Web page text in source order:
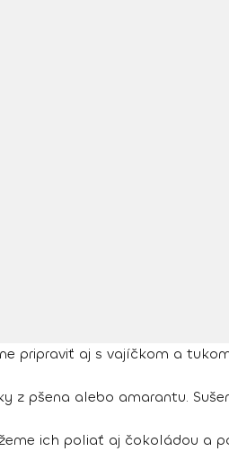
pripraviť aj s vajíčkom a
z pšena alebo amarantu.
ich poliať aj čokoládou a